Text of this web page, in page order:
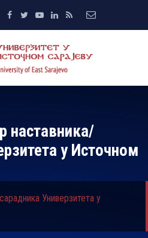
наставника/
у Источном
Универзитета у